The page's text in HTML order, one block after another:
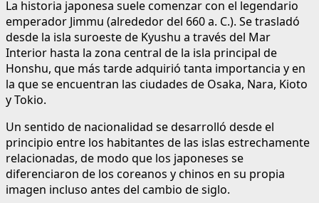
La historia japonesa suele comenzar con el legendario
emperador Jimmu (alrededor del 660 a. C.). Se trasladó
desde la isla suroeste de Kyushu a través del Mar
Interior hasta la zona central de la isla principal de
Honshu, que más tarde adquirió tanta importancia y en
la que se encuentran las ciudades de Osaka, Nara, Kioto
y Tokio.
Un sentido de nacionalidad se desarrolló desde el
principio entre los habitantes de las islas estrechamente
relacionadas, de modo que los japoneses se
diferenciaron de los coreanos y chinos en su propia
imagen incluso antes del cambio de siglo.